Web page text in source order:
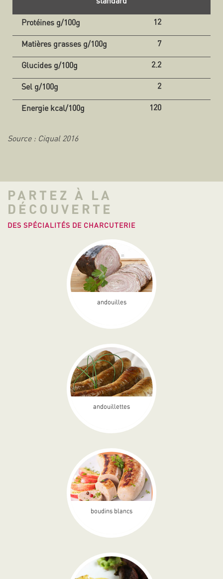
12
7
2.2
2
120
Source : Ciqual 2016
PARTEZ À LA
DÉCOUVERTE
DES SPÉCIALITÉS DE CHARCUTERIE
andouilles
andouillettes
boudins blancs